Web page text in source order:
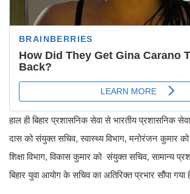
हाल ही बिहार प्रशासनिक सेवा से भारतीय प्रशासनिक
दास को संयुक्त सचिव, स्वास्थ्य विभाग, मनोरंजन कुमार
शिक्षा विभाग, विकास कुमार को संयुक्त सचिव, सामान्य
बिहार युवा आयोग के सचिव का अतिरिक्त प्रभार सौंपा गया